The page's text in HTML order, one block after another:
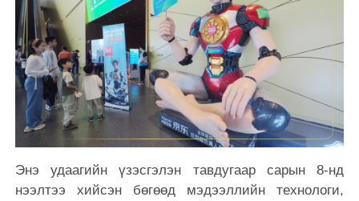
Энэ удаагийн үзэсгэлэн тавдугаар сарын 8-нд
нээлтээ хийсэн бөгөөд мэдээллийн технологи,